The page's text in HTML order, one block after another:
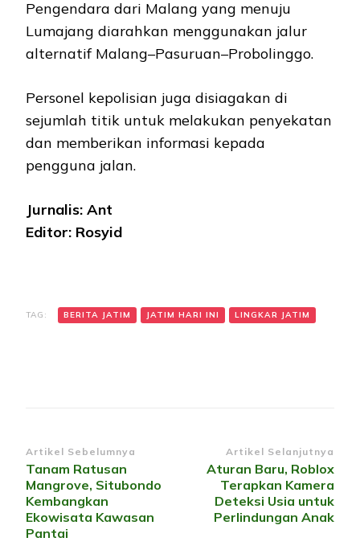
Pengendara dari Malang yang menuju
Lumajang diarahkan menggunakan jalur
alternatif Malang–Pasuruan–Probolinggo.
Personel kepolisian juga disiagakan di
sejumlah titik untuk melakukan penyekatan
dan memberikan informasi kepada
pengguna jalan.
Jurnalis: Ant
Editor: Rosyid
TAG: BERITA JATIM JATIM HARI INI LINGKAR JATIM
Navigasi
Artikel
Artikel Sebelumnya
Tanam Ratusan
Mangrove, Situbondo
Kembangkan
Ekowisata Kawasan
Pantai
Artikel Selanjutnya
Aturan Baru, Roblox
Terapkan Kamera
Deteksi Usia untuk
Perlindungan Anak